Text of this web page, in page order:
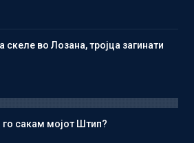
скеле во Лозана, тројца загинати
сакам мојот Штип?